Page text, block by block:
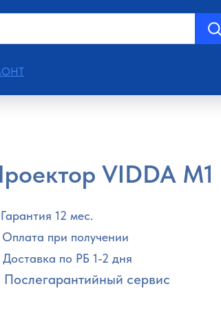
VIDDA M1
12 мес.
Оплата при получении
Доставка по РБ 1-2 дня
Послегарантийный сервис